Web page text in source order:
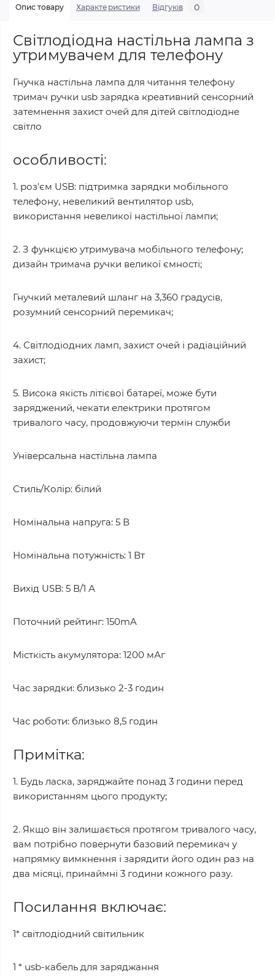
Опис товару Характеристики Відгуків 0
Світлодіодна настільна лампа з
утримувачем для телефону
Гнучка настільна лампа для читання телефону
тримач ручки usb зарядка креативний сенсорний
затемнення захист очей для дітей світлодіодне
світло
особливості:
1. роз'єм USB: підтримка зарядки мобільного
телефону, невеликий вентилятор usb,
використання невеликої настільної лампи;
2. З функцією утримувача мобільного телефону;
дизайн тримача ручки великої ємності;
Гнучкий металевий шланг на 3,360 градусів,
розумний сенсорний перемикач;
4. Світлодіодних ламп, захист очей і радіаційний
захист;
5. Висока якість літієвої батареї, може бути
заряджений, чекати електрики протягом
тривалого часу, продовжуючи термін служби
Універсальна настільна лампа
Стиль/Колір: білий
Номінальна напруга: 5 В
Номінальна потужність: 1 Вт
Вихід USB: 5 В/1 А
Поточний рейтинг: 150mA
Місткість акумулятора: 1200 мАг
Час зарядки: близько 2-3 годин
Час роботи: близько 8,5 годин
Примітка:
1. Будь ласка, заряджайте понад 3 години перед
використанням цього продукту;
2. Якщо він залишається протягом тривалого часу,
вам потрібно повернути базовий перемикач у
напрямку вимкнення і зарядити його один раз на
два місяці, принаймні 3 години кожного разу.
Посилання включає:
1* світлодіодний світильник
1 * usb-кабель для заряджання